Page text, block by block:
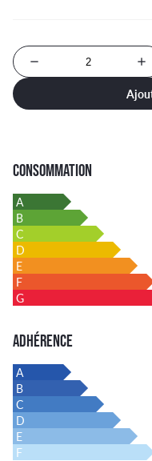
Nombre de
CONSOMMATION
A
B
C
D
E
F
G
ADHÉRENCE
A
B
C
D
E
F